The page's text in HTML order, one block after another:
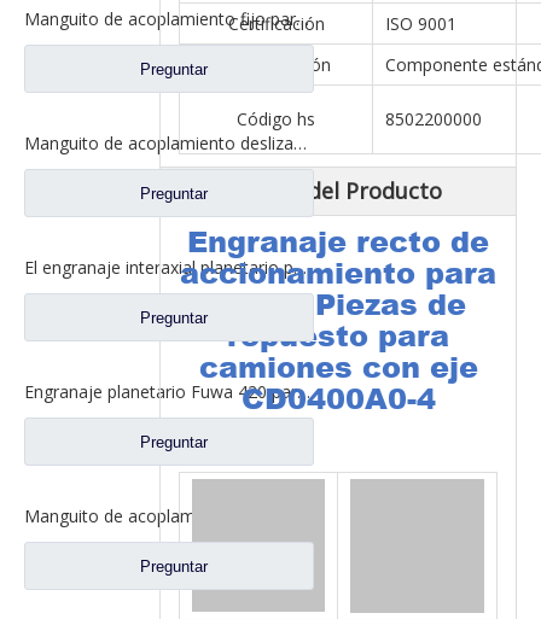
Manguito de acoplamiento fijo para repuestos 2SBF0050M0-8 de Ford Truck de eje Fuwa 470
Preguntar
Manguito de acoplamiento deslizante para repuestos BF0047M0-4 de Ford Truck de eje Fuwa 330
Preguntar
El engranaje interaxial planetario para el eje trasero de Fuhua parte CF0040M0-8
Preguntar
Engranaje planetario Fuwa 420 para piezas de camiones Fuwa CF0401M0-9
Preguntar
Preguntar
Certificación
ISO 9001
Especificación
Componente
Código hs 8502200000
Descripción del Producto
Engranaje recto de
accionamiento para
Fuwa Piezas de
repuesto para
camiones con eje
CD0400A0-4